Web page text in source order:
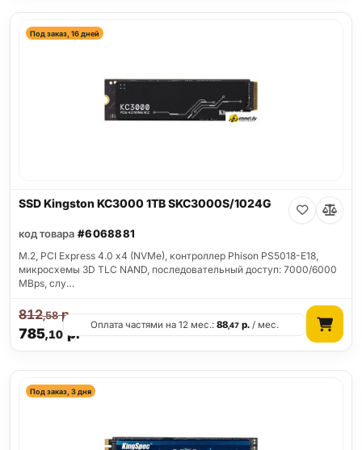
Под заказ, 16 дней
SSD Kingston KC3000 1TB SKC3000S/1024G
код товара #6068881
M.2, PCI Express 4.0 x4 (NVMe), контроллер Phison PS5018-E18,
микросхемы 3D TLC NAND, последовательный доступ: 7000/6000
MBps, слу…
785,10р.
812,58р.
Оплата частями на 12 мес.:88,47 р. / мес.
Под заказ, 3 дня